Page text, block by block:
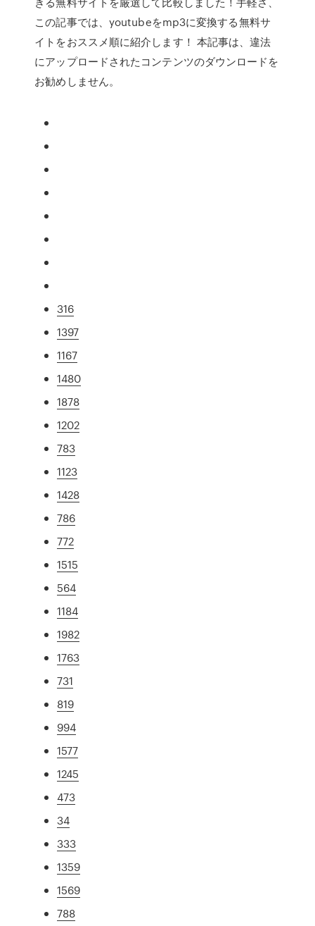
この記事では、youtubeをmp3に変換する無料サ
イトをおススメ順に紹介します！ 本記事は、違法
にアップロードされたコンテンツのダウンロードを
お勧めしません。
316
1397
1167
1480
1878
1202
783
1123
1428
786
772
1515
564
1184
1982
1763
731
819
994
1577
1245
473
34
333
1359
1569
788